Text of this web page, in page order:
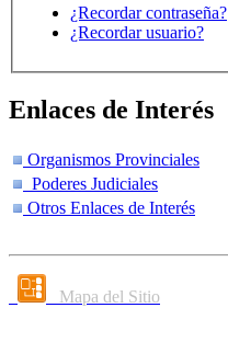
¿Recordar contraseña?
¿Recordar usuario?
Enlaces de Interés
Organismos Provinciales
Poderes Judiciales
Otros Enlaces de Interés
Mapa del Sitio